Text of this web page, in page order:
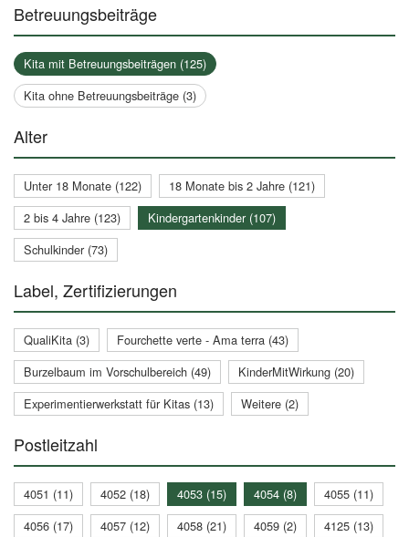
Betreuungsbeiträge
Kita mit Betreuungsbeiträgen (125)
Kita ohne Betreuungsbeiträge (3)
Alter
Unter 18 Monate (122)
18 Monate bis 2 Jahre (121)
2 bis 4 Jahre (123)
Kindergartenkinder (107)
Schulkinder (73)
Label, Zertifizierungen
QualiKita (3)
Fourchette verte - Ama terra (43)
Burzelbaum im Vorschulbereich (49)
KinderMitWirkung (20)
Experimentierwerkstatt für Kitas (13)
Weitere (2)
Postleitzahl
4051 (11) 4052 (18) 4053 (15) 4054 (8)
4055 (11)
4056 (17)
4057 (12) 4058 (21) 4059 (2) 4125 (13)